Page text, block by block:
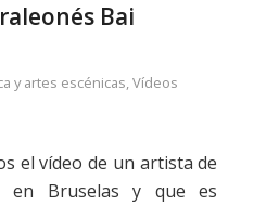
Bai
y artes escénicas,Vídeos
el vídeo de un artista de
en Bruselas y que es